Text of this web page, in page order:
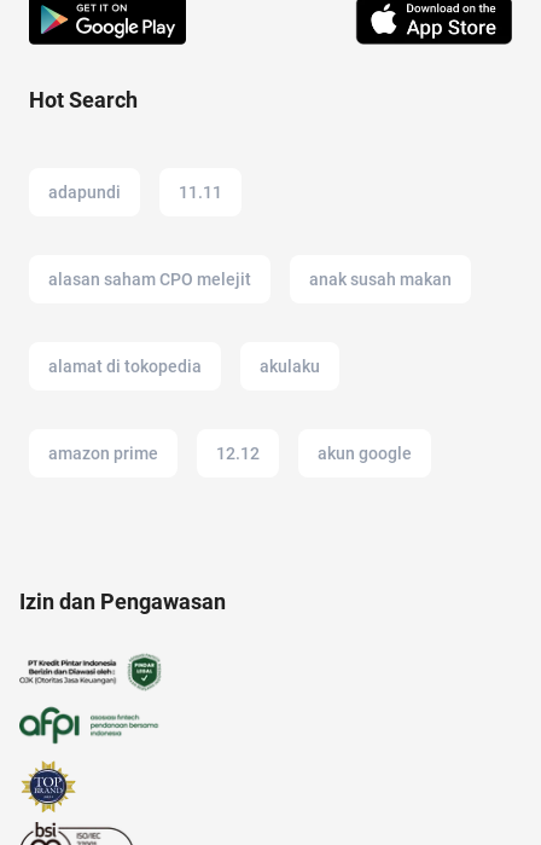
Hot Search
adapundi 11.11
alasan saham CPO melejit anak susah makan
alamat di tokopedia akulaku
amazon prime 12.12 akun google
alat cek gula darah
17 agustus
Izin dan Pengawasan